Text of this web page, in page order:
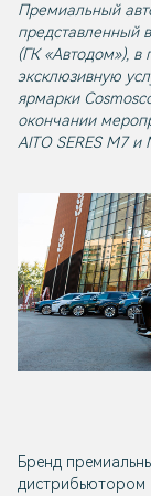
Премиальный
представленный
(ГК «Автодом»), в
эксклюзивную
ярмарки
окончании
AITO SERES M7 и
Бренд
дистрибьютором